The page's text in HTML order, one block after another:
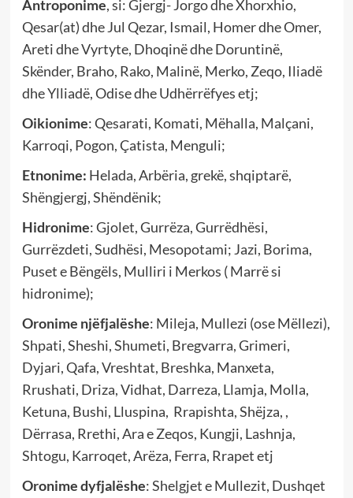
Antroponime, si: Gjergj- Jorgo dhe Xhorxhio,
Qesar(at) dhe Jul Qezar, Ismail, Homer dhe Omer,
Areti dhe Vyrtyte, Dhoqinë dhe Doruntinë,
Skënder, Braho, Rako, Malinë, Merko, Zeqo, Iliadë
dhe Ylliadë, Odise dhe Udhërrëfyes etj;
Oikionime: Qesarati, Komati, Mëhalla, Malçani,
Karroqi, Pogon, Çatista, Menguli;
Etnonime: Helada, Arbëria, grekë, shqiptarë,
Shëngjergj, Shëndënik;
Hidronime: Gjolet, Gurrëza, Gurrëdhësi,
Gurrëzdeti, Sudhësi, Mesopotami; Jazi, Borima,
Puset e Bëngëls, Mulliri i Merkos ( Marrë si
hidronime);
Oronime njëfjalëshe: Mileja, Mullezi (ose Mëllezi),
Shpati, Sheshi, Shumeti, Bregvarra, Grimeri,
Dyjari, Qafa, Vreshtat, Breshka, Manxeta,
Rrushati, Driza, Vidhat, Darreza, Llamja, Molla,
Ketuna, Bushi, Lluspina, Rrapishta, Shëjza, ,
Dërrasa, Rrethi, Ara e Zeqos, Kungji, Lashnja,
Shtogu, Karroqet, Arëza, Ferra, Rrapet etj
Oronime dyfjalëshe: Shelgjet e Mullezit, Dushqet